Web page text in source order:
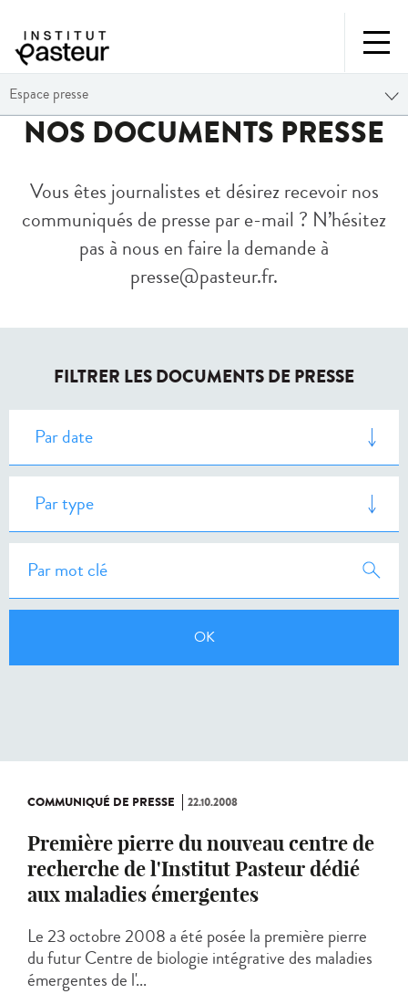
Espace presse
NOS DOCUMENTS PRESSE
Vous êtes journalistes et désirez recevoir nos
communiqués de presse par e-mail ? N’hésitez
pas à nous en faire la demande à
presse@pasteur.fr.
FILTRER LES DOCUMENTS DE PRESSE
COMMUNIQUÉ DE PRESSE 22.10.2008
Première pierre du nouveau centre de
recherche de l'Institut Pasteur dédié
aux maladies émergentes
Le 23 octobre 2008 a été posée la première pierre
du futur Centre de biologie intégrative des maladies
émergentes de l'...